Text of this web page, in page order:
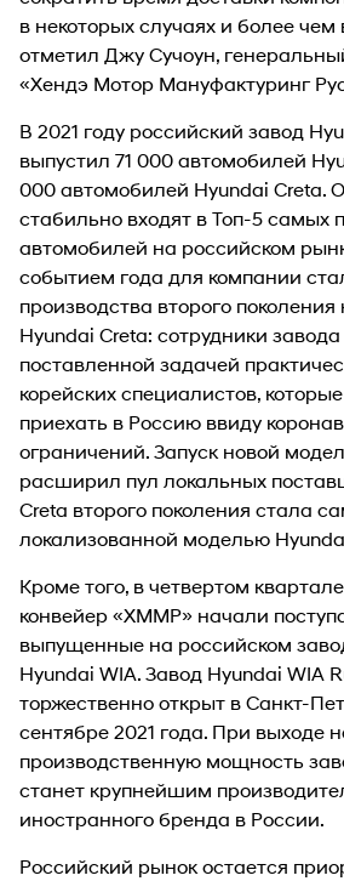
в некоторых случаях и более чем
отметил Джу Сучоун,
«Хендэ Мотор Мануфактуринг
В 2021 году российский завод
выпустил 71 000 автомобилей
000 автомобилей Hyundai Creta.
стабильно входят в Топ-5 самых
автомобилей на российском
событием года для компании
производства второго поколения
Hyundai Creta: сотрудники
поставленной задачей
корейских специалистов,
приехать в Россию ввиду
ограничений. Запуск новой
расширил пул локальных
Creta второго поколения стала
локализованной моделью
Кроме того, в четвертом
конвейер «ХММР» начали
выпущенные на российском
Hyundai WIA. Завод Hyundai WIA
торжественно открыт в Санкт-
сентябре 2021 года. При выходе
производственную мощность
станет крупнейшим
иностранного бренда в России.
Российский рынок остается